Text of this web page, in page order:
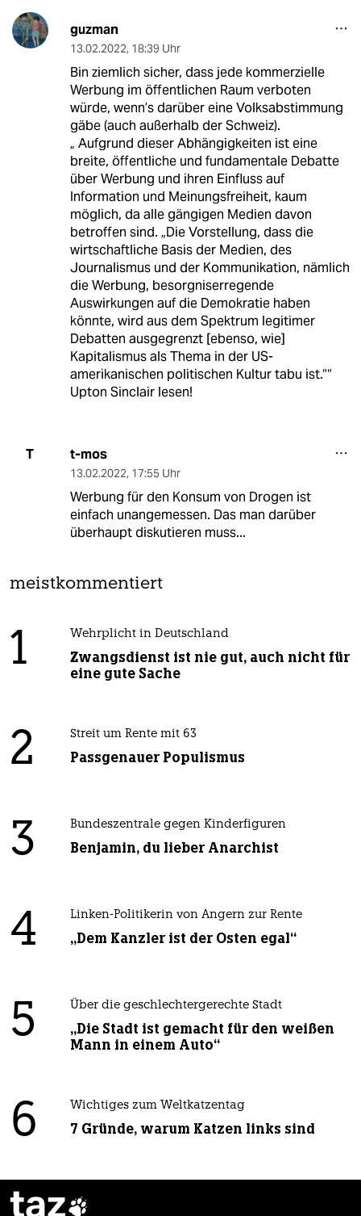
guzman
13.02.2022, 18:39 Uhr
Bin ziemlich sicher, dass jede kommerzielle
Werbung im öffentlichen Raum verboten
würde, wenn’s darüber eine Volksabstimmung
gäbe (auch außerhalb der Schweiz).
„ Aufgrund dieser Abhängigkeiten ist eine
breite, öffentliche und fundamentale Debatte
über Werbung und ihren Einfluss auf
Information und Meinungsfreiheit, kaum
möglich, da alle gängigen Medien davon
betroffen sind. „Die Vorstellung, dass die
wirtschaftliche Basis der Medien, des
Journalismus und der Kommunikation, nämlich
die Werbung, besorgniserregende
Auswirkungen auf die Demokratie haben
könnte, wird aus dem Spektrum legitimer
Debatten ausgegrenzt [ebenso, wie]
Kapitalismus als Thema in der US-
amerikanischen politischen Kultur tabu ist.““
Upton Sinclair lesen!
T t-mos
13.02.2022, 17:55 Uhr
Werbung für den Konsum von Drogen ist
einfach unangemessen. Das man darüber
überhaupt diskutieren muss...
meistkommentiert
1 Wehrplicht in Deutschland
Zwangsdienst ist nie gut, auch nicht für
eine gute Sache
2 Streit um Rente mit 63
Passgenauer Populismus
3 Bundeszentrale gegen Kinderfiguren
Benjamin, du lieber Anarchist
4 Linken-Politikerin von Angern zur Rente
„Dem Kanzler ist der Osten egal“
5 Über die geschlechtergerechte Stadt
„Die Stadt ist gemacht für den weißen
Mann in einem Auto“
6 Wichtiges zum Weltkatzentag
7 Gründe, warum Katzen links sind
taz